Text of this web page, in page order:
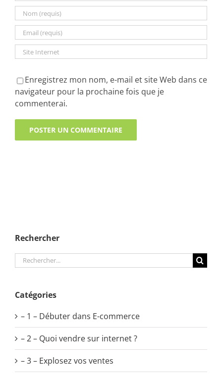
Enregistrez mon nom, e-mail et site Web dans ce
navigateur pour la prochaine fois que je
commenterai.
Rechercher
Rechercher:
Catégories
– 1 – Débuter dans E-commerce
– 2 – Quoi vendre sur internet ?
– 3 – Explosez vos ventes